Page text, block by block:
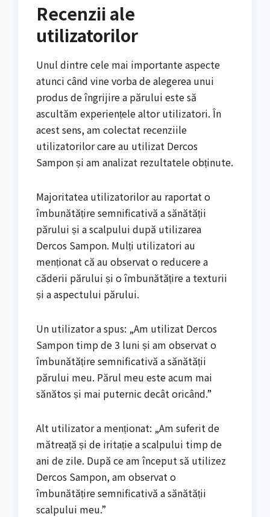
Recenzii ale
utilizatorilor
Unul dintre cele mai importante aspecte
atunci când vine vorba de alegerea unui
produs de îngrijire a părului este să
ascultăm experiențele altor utilizatori. În
acest sens, am colectat recenziile
utilizatorilor care au utilizat Dercos
Sampon și am analizat rezultatele obținute.
Majoritatea utilizatorilor au raportat o
îmbunătățire semnificativă a sănătății
părului și a scalpului după utilizarea
Dercos Sampon. Mulți utilizatori au
menționat că au observat o reducere a
căderii părului și o îmbunătățire a texturii
și a aspectului părului.
Un utilizator a spus: „Am utilizat Dercos
Sampon timp de 3 luni și am observat o
îmbunătățire semnificativă a sănătății
părului meu. Părul meu este acum mai
sănătos și mai puternic decât oricând.”
Alt utilizator a menționat: „Am suferit de
mătreață și de iritație a scalpului timp de
ani de zile. După ce am început să utilizez
Dercos Sampon, am observat o
îmbunătățire semnificativă a sănătății
scalpului meu.”